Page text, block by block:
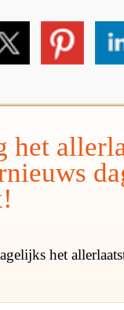
het
het